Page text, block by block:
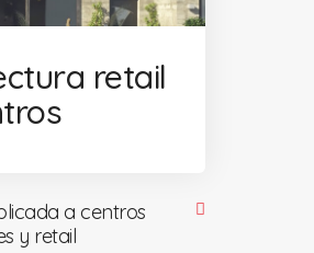
retail
a centros
y retail